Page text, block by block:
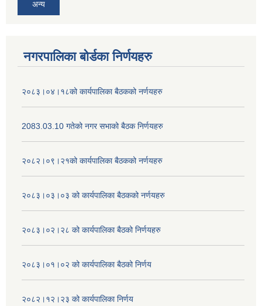
अन्य
नगरपालिका बोर्डका निर्णयहरु
२०८३।०४।१८को कार्यपालिका बैठकको नर्णयहरु
2083.03.10 गतेको नगर सभाको बैठक निर्णयहरु
२०८२।०९।२१को कार्यपालिका बैठकको नर्णयहरु
२०८३।०३।०३ को कार्यपालिका बैठकको नर्णयहरु
२०८३।०२।२८ को कार्यपालिका बैठको निर्णयहरु
२०८३।०१।०२ को कार्यपालिका बैठको निर्णय
२०८२।१२।२३ को कार्यपालिका निर्णय